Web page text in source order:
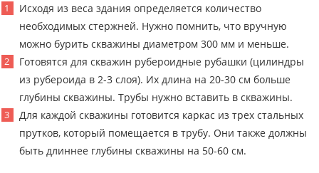
Исходя из веса здания определяется количество
необходимых стержней. Нужно помнить, что вручную
можно бурить скважины диаметром 300 мм и меньше.
Готовятся для скважин рубероидные рубашки (цилиндры
из рубероида в 2-3 слоя). Их длина на 20-30 см больше
глубины скважины. Трубы нужно вставить в скважины.
Для каждой скважины готовится каркас из трех стальных
прутков, который помещается в трубу. Они также должны
быть длиннее глубины скважины на 50-60 см.